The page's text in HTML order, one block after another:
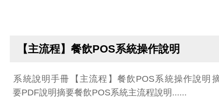
【主流程】餐飲POS系統操作說明
系統說明手冊【主流程】餐飲POS系統操作說明
要PDF說明摘要餐飲POS系統主流程說明......